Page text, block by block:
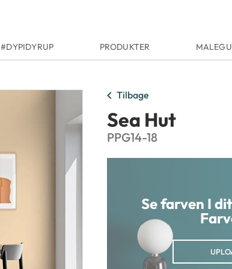
#DYPIDYRUP PRODUKTER
chevron_left Tilbage
Sea Hut
PPG14-18
Se farven I